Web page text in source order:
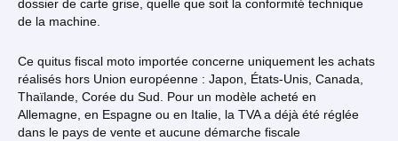
dossier de carte grise, quelle que soit la conformité technique
de la machine.
Ce quitus fiscal moto importée concerne uniquement les achats
réalisés hors Union européenne : Japon, États-Unis, Canada,
Thaïlande, Corée du Sud. Pour un modèle acheté en
Allemagne, en Espagne ou en Italie, la TVA a déjà été réglée
dans le pays de vente et aucune démarche fiscale